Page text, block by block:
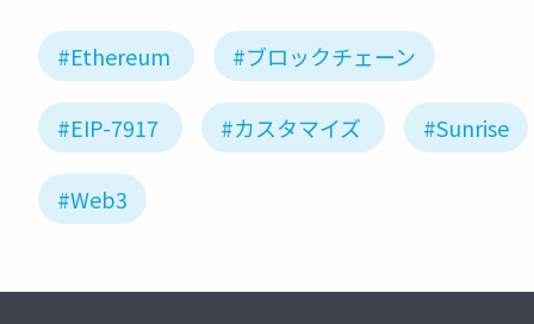
#Ethereum #ブロックチェーン
#EIP-7917 #カスタマイズ #Sunrise
#Web3